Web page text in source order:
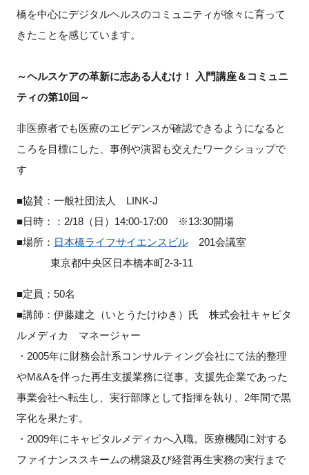
橋を中心にデジタルヘルスのコミュニティが徐々に育って
きたことを感じています。
～ヘルスケアの革新に志ある人むけ！ 入門講座＆コミュニ
ティの第10回～
非医療者でも医療のエビデンスが確認できるようになると
ころを目標にした、事例や演習も交えたワークショップで
す
■協賛：一般社団法人 LINK-J
■日時：：2/18（日）14:00-17:00 ※13:30開場
■場所： 日本橋ライフサイエンスビル201会議室
東京都中央区日本橋本町2-3-11
■定員：50名
■講師：伊藤建之（いとうたけゆき）氏 株式会社キャピタ
ルメディカ マネージャー
・2005年に財務会計系コンサルティング会社にて法的整理
やM&Aを伴った再生支援業務に従事。支援先企業であった
事業会社へ転生し、実行部隊として指揮を執り、2年間で黒
字化を果たす。
・2009年にキャピタルメディカへ入職。医療機関に対する
ファイナンススキームの構築及び経営再生実務の実行まで